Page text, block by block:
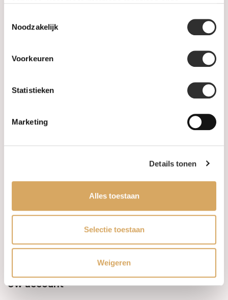
Noodzakelijk
Voorkeuren
Statistieken
Marketing
Details tonen
Alles toestaan
Selectie toestaan
Weigeren
Informatie
Leveringsvoorwaarden
Privacy Policy
Uw account